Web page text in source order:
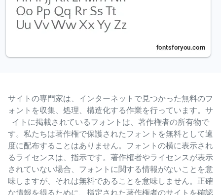
サイトの専門家は、インターネットで見つかった無料のフ
ォントを収集、処理、構造化する作業を行っています。サ
イトに掲載されているフォントは、著作権者の所有物で
す。私たちは著作権で保護されたフォントを無料として適
度に配布することはありません。フォントの横に表示され
るライセンスは、指示です。著作権者やライセンスが表示
されていない場合、フォントに関する情報がないことを意
味しますが、それは無料であることを意味しません。正確
な情報を得るために、指定された著作権者のサイトを確認